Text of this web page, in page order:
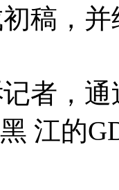
稿，
，通
江的